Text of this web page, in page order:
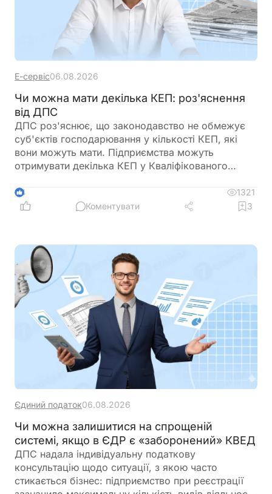
Е-сервіс06.08.2026
Чи можна мати декілька КЕП: роз'яснення
від ДПС
ДПС роз'яснює, що законодавство не обмежує
суб'єктів господарювання у кількості КЕП, які
вони можуть мати. Підприємства можуть
отримувати декілька КЕП у Кваліфікованого
України
4
1321
Коментувати
3
Єдиний податок06.08.2026
Чи можна залишитися на спрощеній
системі, якщо в ЄДР є «заборонений» КВЕД
ДПС надала індивідуальну податкову
консультацію щодо ситуації, з якою часто
стикається бізнес: підприємство при реєстрації